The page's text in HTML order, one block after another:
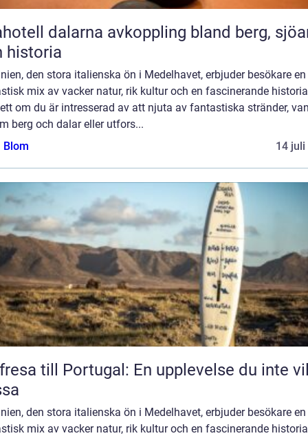
avkoppling bland berg, sjöar
historia
den stora italienska ön i Medelhavet, erbjuder besökare en
mix av vacker natur, rik kultur och en fascinerande
om du är intresserad av att njuta av fantastiska stränder,
berg och dalar eller utfors...
Blom
14 juli
till Portugal: En upplevelse du inte
den stora italienska ön i Medelhavet, erbjuder besökare en
mix av vacker natur, rik kultur och en fascinerande